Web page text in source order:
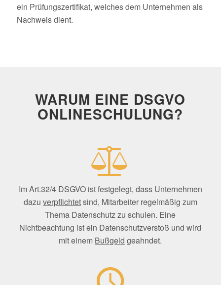
ein Prüfungszertifikat, welches dem Unternehmen als
Nachweis dient.
WARUM EINE DSGVO
ONLINESCHULUNG?
Im Art.32/4 DSGVO ist festgelegt, dass Unternehmen
dazu verpflichtetsind, Mitarbeiter regelmäßig zum
Thema Datenschutz zu schulen. Eine
Nichtbeachtung ist ein Datenschutzverstoß und wird
mit einem Bußgeld geahndet.